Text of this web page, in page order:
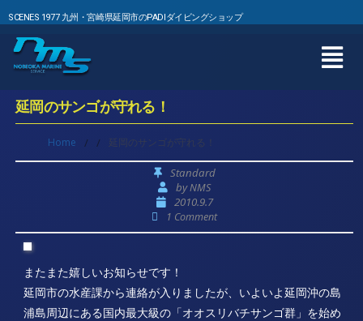
SCENES 1977 九州・宮崎県延岡市のPADIダイビングショップ
延岡のサンゴが守れる！
Home / / 延岡のサンゴが守れる！
Standard
byNMS
2010.9.7
1 Comment
またまた嬉しいお知らせです！
延岡市の水産課から連絡が入りましたが、いよいよ延岡沖の島
浦島周辺にある国内最大級の「オオスリバチサンゴ群」を始め